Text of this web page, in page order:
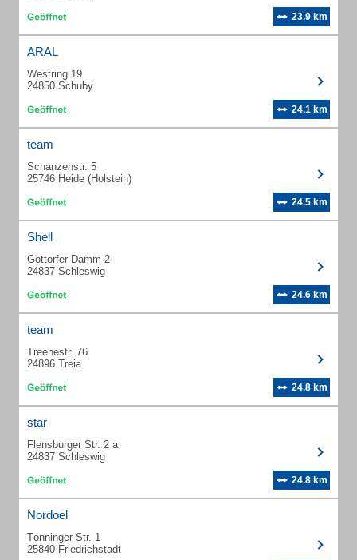
23.9 km
ARAL
Westring 19
24850 Schuby
24.1 km
team
Schanzenstr. 5
25746 Heide (Holstein)
24.5 km
Shell
Gottorfer Damm 2
24837 Schleswig
24.6 km
team
Treenestr. 76
24896 Treia
24.8 km
star
Flensburger Str. 2 a
24837 Schleswig
24.8 km
Nordoel
Tönninger Str. 1
25840 Friedrichstadt